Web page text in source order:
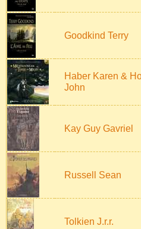
Goodkind Terry
Haber Karen &
John
Kay Guy Gavriel
Russell Sean
Tolkien J.r.r.